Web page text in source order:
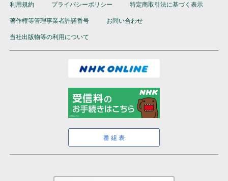
利用規約 プライバシーポリシー 特定商取引法に基づく表示
著作権等管理事業者許諾番号 お問い合わせ
当社出版物等の利用について
番組表